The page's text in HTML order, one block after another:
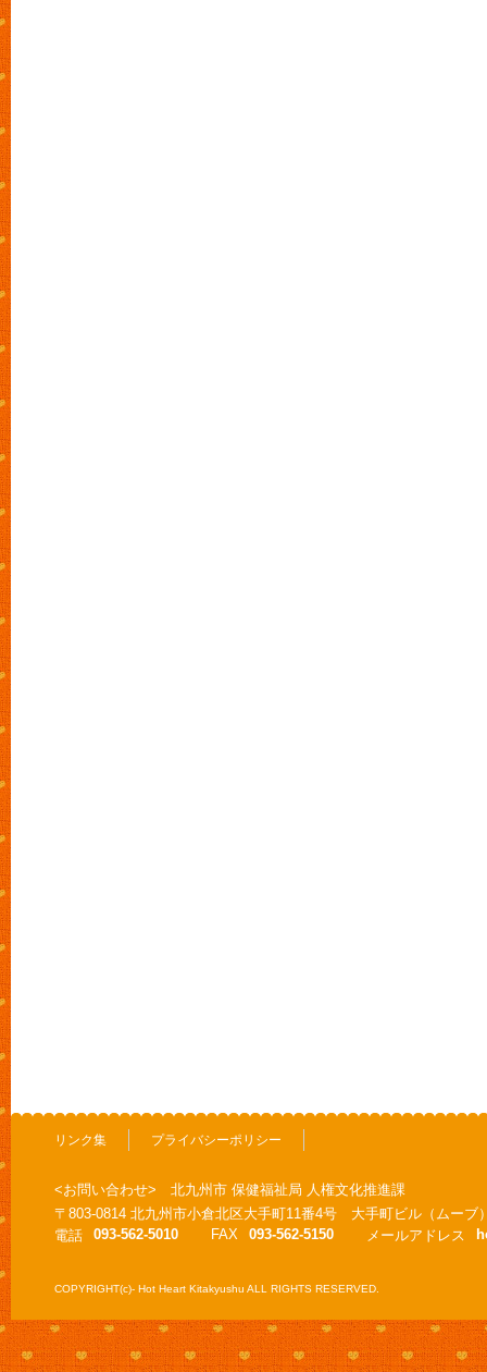
リンク集 プライバシーポリシー
<お問い合わせ> 北九州市 保健福祉局 人権文化推進課
〒803-0814 北九州市小倉北区大手町11番4号 大手町ビル（ムーブ
電話
093-562-5010 FAX 093-562-5150 メールアドレス
COPYRIGHT(c)- Hot Heart Kitakyushu ALL RIGHTS RESERVED.